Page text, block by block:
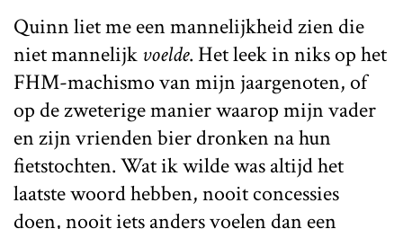
Quinn liet me een mannelijkheid zien die
niet mannelijkvoelde. Het leek in niks op het
FHM-machismo van mijn jaargenoten, of
op de zweterige manier waarop mijn vader
en zijn vrienden bier dronken na hun
fietstochten. Wat ik wilde was altijd het
laatste woord hebben, nooit concessies
doen, nooit iets anders voelen dan een